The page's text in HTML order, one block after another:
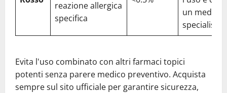
reazione allergica
specifica
un medico
specialista
Evita l'uso combinato con altri farmaci topici
potenti senza parere medico preventivo. Acquista
sempre sul sito ufficiale per garantire sicurezza,